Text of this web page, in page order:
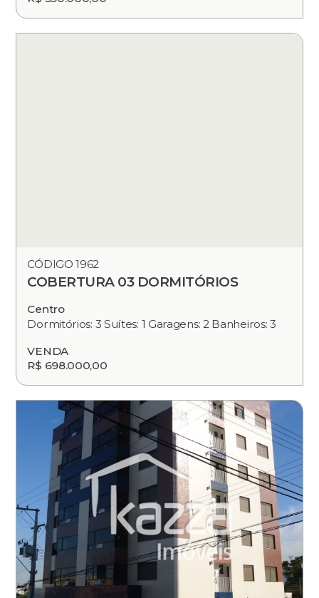
CÓDIGO 1962
COBERTURA 03 DORMITÓRIOS
Centro
Dormitórios: 3 Suítes: 1 Garagens: 2 Banheiros: 3
VENDA
R$ 698.000,00